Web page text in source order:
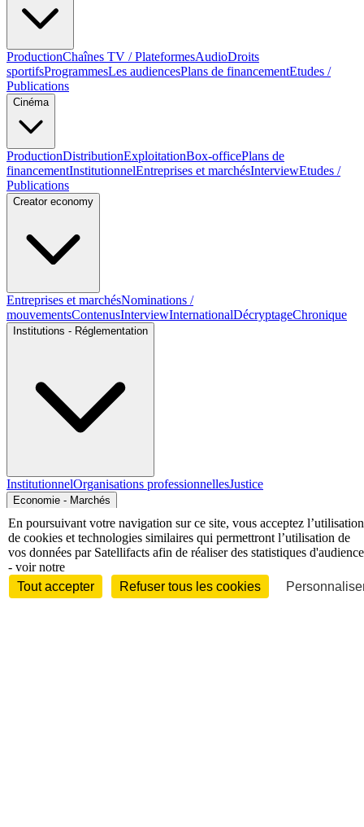
ProductionChaînes TV / PlateformesAudioDroits
sportifsProgrammesLes audiencesPlans de financementEtudes /
Publications
Cinéma
ProductionDistributionExploitationBox-officePlans de
financementInstitutionnelEntreprises et marchésInterviewEtudes /
Publications
Creator economy
Entreprises et marchésNominations /
mouvementsContenusInterviewInternationalDécryptageChronique
Institutions - Réglementation
InstitutionnelOrganisations professionnellesJustice
Economie - Marchés
En poursuivant votre navigation sur ce site, vous acceptez l’utilisation
de cookies et technologies similaires qui permettront l’utilisation de
vos données par Satellifacts afin de réaliser des statistiques d'audience
- voir notre
Tout accepter
Refuser tous les cookies